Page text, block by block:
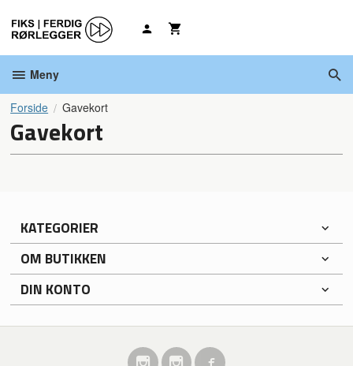
innholdet
Meny
Forside Gavekort
Gavekort
KATEGORIER
OM BUTIKKEN
DIN KONTO